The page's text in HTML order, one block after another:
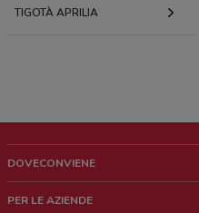
TIGOTÀ APRILIA
DOVECONVIENE
PER LE AZIENDE